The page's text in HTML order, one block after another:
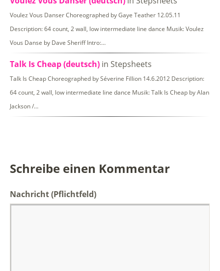
Voulez Vous Danser Choreographed by Gaye Teather 12.05.11
Description: 64 count, 2 wall, low intermediate line dance Musik: Voulez
Vous Danse by Dave Sheriff Intro:…
Talk Is Cheap (deutsch) in Stepsheets
Talk Is Cheap Choreographed by Séverine Fillion 14.6.2012 Description:
64 count, 2 wall, low intermediate line dance Musik: Talk Is Cheap by Alan
Jackson /…
Schreibe einen Kommentar
Nachricht(Pflichtfeld)